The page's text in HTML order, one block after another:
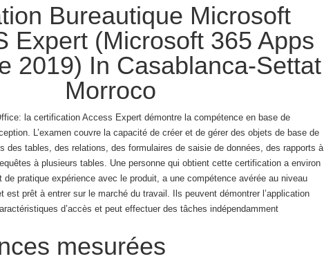
Bureautique Microsoft
Expert (Microsoft 365 Apps
2019) In Casablanca-Settat
Morroco
la certification Access Expert démontre la compétence en base de
L’examen couvre la capacité de créer et de gérer des objets de base de
des tables, des relations, des formulaires de saisie de données, des rapports à
à plusieurs tables.
Une personne qui obtient cette certification a environ
de pratique expérience avec le produit, a une compétence avérée au niveau
est prêt à entrer sur le marché du travail.
Ils peuvent démontrer l’application
d’accès et peut effectuer des tâches indépendamment
mesurées